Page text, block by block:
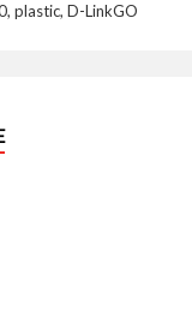
plastic, D-LinkGO